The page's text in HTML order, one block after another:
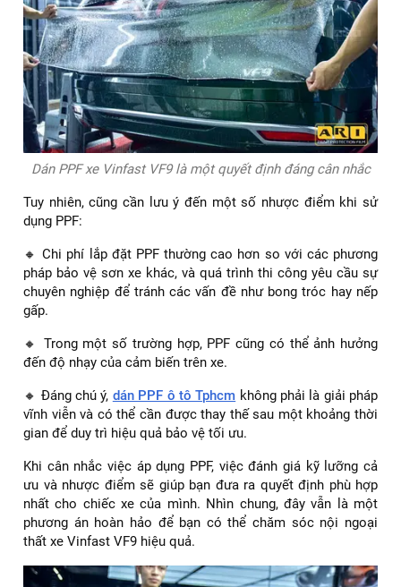
Dán PPF xe Vinfast VF9 là một quyết định đáng cân nhắc
Tuy nhiên, cũng cần lưu ý đến một số nhược điểm khi sử
dụng PPF:
🔸 Chi phí lắp đặt PPF thường cao hơn so với các phương
pháp bảo vệ sơn xe khác, và quá trình thi công yêu cầu sự
chuyên nghiệp để tránh các vấn đề như bong tróc hay nếp
gấp.
🔸 Trong một số trường hợp, PPF cũng có thể ảnh hưởng
đến độ nhạy của cảm biến trên xe.
🔸 Đáng chú ý, dán PPF ô tô Tphcm không phải là giải pháp
vĩnh viễn và có thể cần được thay thế sau một khoảng thời
gian để duy trì hiệu quả bảo vệ tối ưu.
Khi cân nhắc việc áp dụng PPF, việc đánh giá kỹ lưỡng cả
ưu và nhược điểm sẽ giúp bạn đưa ra quyết định phù hợp
nhất cho chiếc xe của mình. Nhìn chung, đây vẫn là một
phương án hoàn hảo để bạn có thể chăm sóc nội ngoại
thất xe Vinfast VF9 hiệu quả.